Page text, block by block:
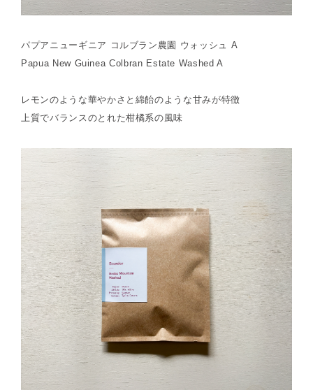
パプアニューギニア コルブラン農園 ウォッシュ A
Papua New Guinea Colbran Estate Washed A
レモンのような華やかさと綿飴のような甘みが特徴
上質でバランスのとれた柑橘系の風味